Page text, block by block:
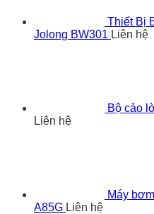
Thiết Bị
Jolong BW301 Liên hệ
Bộ cảo
Liên hệ
Máy
A85G Liên hệ